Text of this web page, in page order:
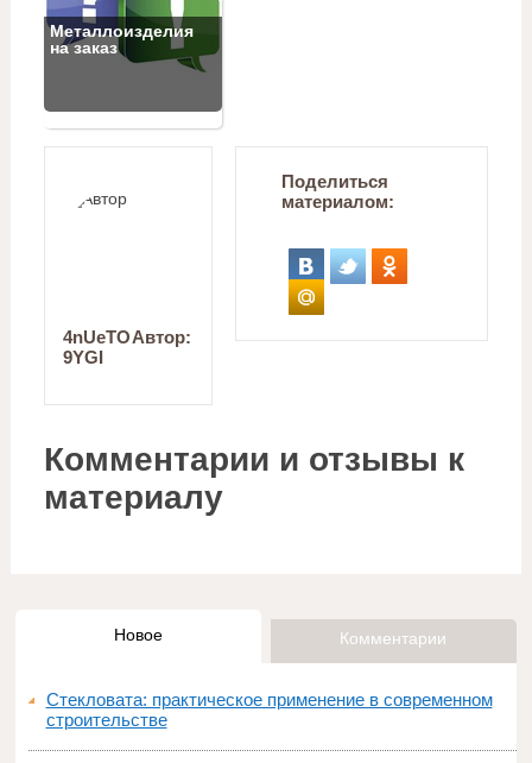
Металлоизделия
на заказ
Автор:
4nUeTO
9YGI
Поделиться
материалом:
Комментарии и отзывы к
материалу
Новое Комментарии
Стекловата: практическое применение в современном
строительстве